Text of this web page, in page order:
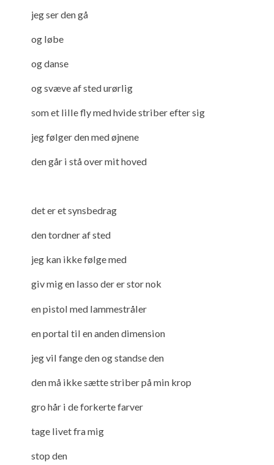
jeg ser den gå
og løbe
og danse
og svæve af sted urørlig
som et lille fly med hvide striber efter sig
jeg følger den med øjnene
den går i stå over mit hoved
det er et synsbedrag
den tordner af sted
jeg kan ikke følge med
giv mig en lasso der er stor nok
en pistol med lammestråler
en portal til en anden dimension
jeg vil fange den og standse den
den må ikke sætte striber på min krop
gro hår i de forkerte farver
tage livet fra mig
stop den